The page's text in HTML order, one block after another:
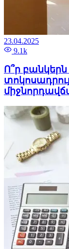
23.04.2025
9.1k
Ո՞ր